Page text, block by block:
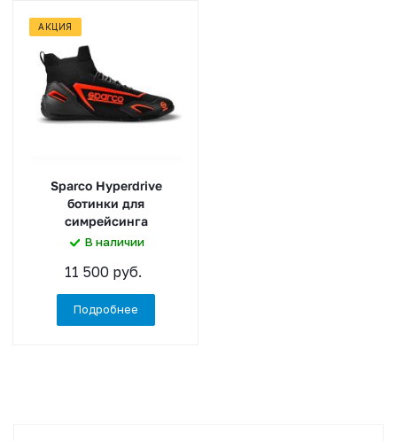
АКЦИЯ
Sparco Hyperdrive
ботинки для
симрейсинга
В наличии
11 500 руб.
Подробнее